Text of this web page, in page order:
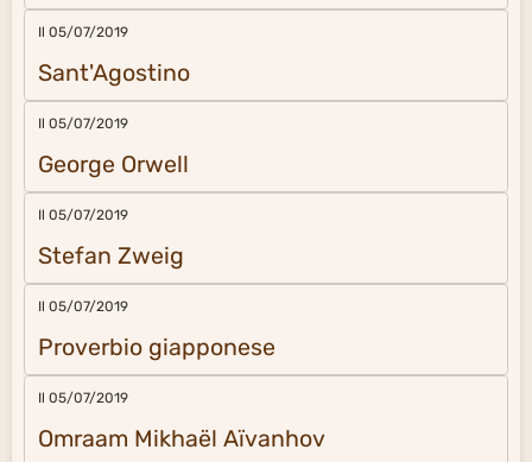
Il 05/07/2019
Sant'Agostino
Il 05/07/2019
George Orwell
Il 05/07/2019
Stefan Zweig
Il 05/07/2019
Proverbio giapponese
Il 05/07/2019
Omraam Mikhaël Aïvanhov